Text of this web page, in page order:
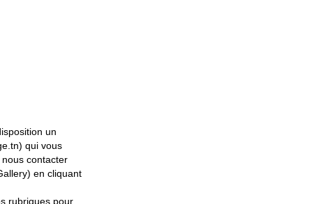
un
qui vous
contacter
en cliquant
rubriques pour